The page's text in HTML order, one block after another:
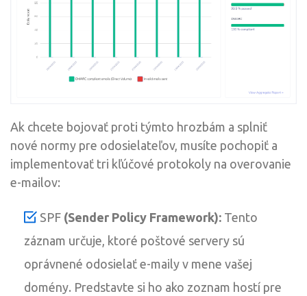
Ak chcete bojovať proti týmto hrozbám a splniť
nové normy pre odosielateľov, musíte pochopiť a
implementovať tri kľúčové protokoly na overovanie
e-mailov:
SPF (Sender Policy Framework): Tento
záznam určuje, ktoré poštové servery sú
oprávnené odosielať e-maily v mene vašej
domény. Predstavte si ho ako zoznam hostí pre